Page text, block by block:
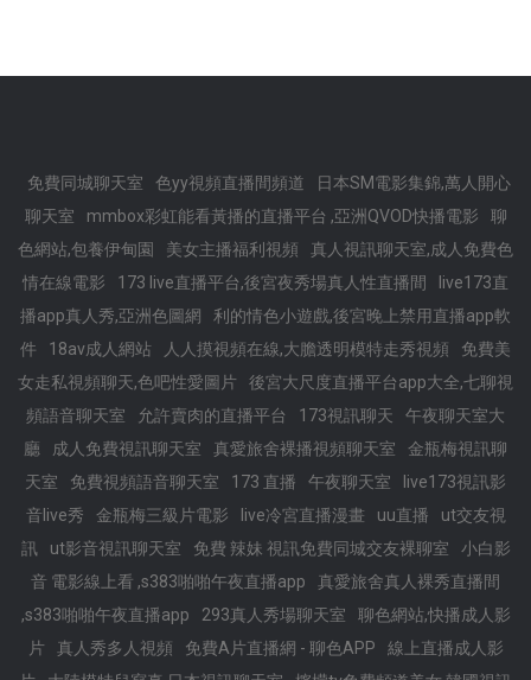
免費同城聊天室 色yy視頻直播間頻道
日本SM電影集錦,萬人開心
聊天室
mmbox彩虹能看黃播的直播平台 ,亞洲QVOD快播電影
聊
色網站,包養伊甸園
美女主播福利視頻
真人視訊聊天室,成人免費色
情在線電影
173 live直播平台,後宮夜秀場真人性直播間
live173直
播app真人秀,亞洲色圖網
利的情色小遊戲,後宮晚上禁用直播app軟
件
18av成人網站 人人摸視頻在線,大膽透明模特走秀視頻
免費美
女走私視頻聊天,色吧性愛圖片
後宮大尺度直播平台app大全,七聊視
頻語音聊天室
允許賣肉的直播平台 173視訊聊天
午夜聊天室大
廳
成人免費視訊聊天室 真愛旅舍裸播視頻聊天室
金瓶梅視訊聊
天室
免費視頻語音聊天室 173 直播 午夜聊天室
live173視訊影
音live秀
金瓶梅三級片電影 live冷宮直播漫畫 uu直播
ut交友視
訊
ut影音視訊聊天室 免費 辣妹 視訊免費同城交友裸聊室
小白影
音 電影線上看 ,s383啪啪午夜直播app
真愛旅舍真人裸秀直播間
,s383啪啪午夜直播app
293真人秀場聊天室
聊色網站,快播成人影
片
真人秀多人視頻 免費A片直播網 - 聊色APP
線上直播成人影